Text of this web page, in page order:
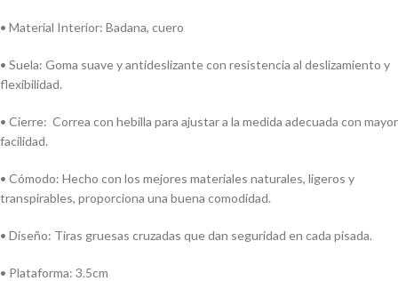
• Material Interior: Badana, cuero
• Suela: Goma suave y antideslizante con resistencia al deslizamiento y
flexibilidad.
• Cierre: Correa con hebilla para ajustar a la medida adecuada con mayor
facilidad.
• Cómodo: Hecho con los mejores materiales naturales, ligeros y
transpirables, proporciona una buena comodidad.
• Diseño: Tiras gruesas cruzadas que dan seguridad en cada pisada.
• Plataforma: 3.5cm